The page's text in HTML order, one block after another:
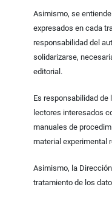
Asimismo, se
expresados en cada
responsabilidad del
solidarizarse,
editorial.
Es responsabilidad de
lectores interesados
manuales de
material experimental
Asimismo, la
tratamiento de los